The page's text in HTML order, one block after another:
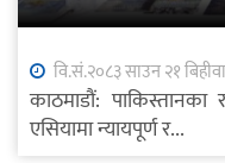
वि.सं.२०८३ साउन २१
काठमाडौं: पाकिस्तानका
एसियामा न्यायपूर्ण र...